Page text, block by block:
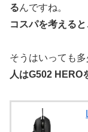
るんですね。
コスパを考えると
そうはいっても多
人はG502 HERO